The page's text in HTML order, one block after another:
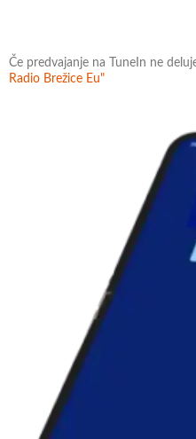
Če predvajanje na TuneIn ne
Radio Brežice Eu"